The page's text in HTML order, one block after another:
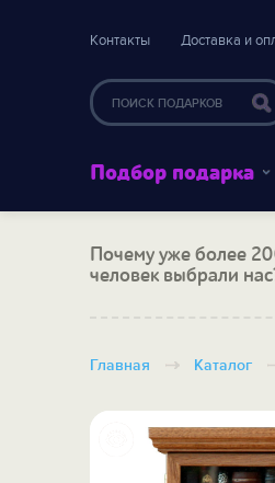
Контакты Доставка и
Подбор подарка
Почему уже более
человек выбрали
Главная Каталог